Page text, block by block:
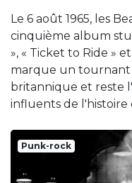
Le 6 août 1965, les
cinquième album
», « Ticket to Ride »
marque un tournant
britannique et reste
influents de l'histoire
Punk-rock